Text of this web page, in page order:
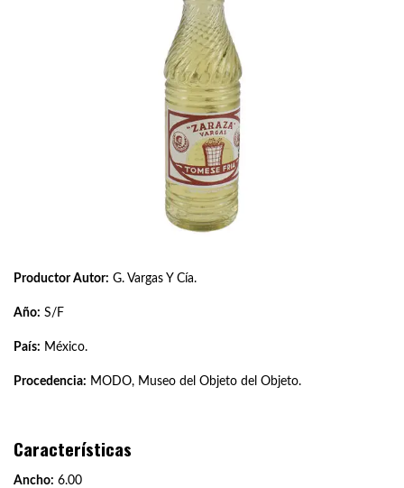
Productor Autor: G. Vargas Y Cía.
Año: S/F
País: México.
Procedencia: MODO, Museo del Objeto del Objeto.
Características
Ancho: 6.00